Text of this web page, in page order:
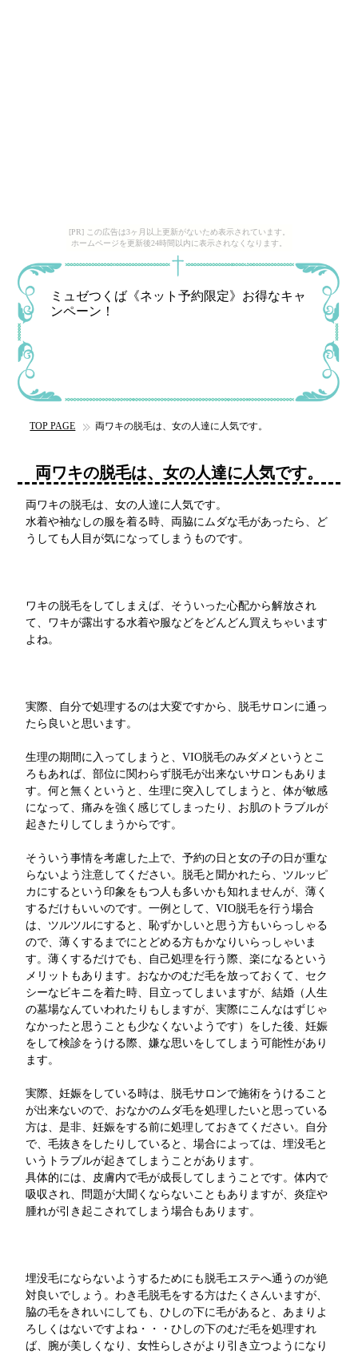
[PR] この広告は3ヶ月以上更新がないため表示されています。
ホームページを更新後24時間以内に表示されなくなります。
ミュゼつくば《ネット予約限定》お得なキャ
ンペーン！
TOP PAGE 両ワキの脱毛は、女の人達に人気です。
両ワキの脱毛は、女の人達に人気です。
両ワキの脱毛は、女の人達に人気です。
水着や袖なしの服を着る時、両脇にムダな毛があったら、ど
うしても人目が気になってしまうものです。
ワキの脱毛をしてしまえば、そういった心配から解放され
て、ワキが露出する水着や服などをどんどん買えちゃいます
よね。
実際、自分で処理するのは大変ですから、脱毛サロンに通っ
たら良いと思います。
生理の期間に入ってしまうと、VIO脱毛のみダメというとこ
ろもあれば、部位に関わらず脱毛が出来ないサロンもありま
す。何と無くというと、生理に突入してしまうと、体が敏感
になって、痛みを強く感じてしまったり、お肌のトラブルが
起きたりしてしまうからです。
そういう事情を考慮した上で、予約の日と女の子の日が重な
らないよう注意してください。脱毛と聞かれたら、ツルッピ
カにするという印象をもつ人も多いかも知れませんが、薄く
するだけもいいのです。一例として、VIO脱毛を行う場合
は、ツルツルにすると、恥ずかしいと思う方もいらっしゃる
ので、薄くするまでにとどめる方もかなりいらっしゃいま
す。薄くするだけでも、自己処理を行う際、楽になるという
メリットもあります。おなかのむだ毛を放っておくて、セク
シーなビキニを着た時、目立ってしまいますが、結婚（人生
の墓場なんていわれたりもしますが、実際にこんなはずじゃ
なかったと思うことも少なくないようです）をした後、妊娠
をして検診をうける際、嫌な思いをしてしまう可能性があり
ます。
実際、妊娠をしている時は、脱毛サロンで施術をうけること
が出来ないので、おなかのムダ毛を処理したいと思っている
方は、是非、妊娠をする前に処理しておきてください。自分
で、毛抜きをしたりしていると、場合によっては、埋没毛と
いうトラブルが起きてしまうことがあります。
具体的には、皮膚内で毛が成長してしまうことです。体内で
吸収され、問題が大聞くならないこともありますが、炎症や
腫れが引き起こされてしまう場合もあります。
埋没毛にならないようするためにも脱毛エステへ通うのが絶
対良いでしょう。わき毛脱毛をする方はたくさんいますが、
脇の毛をきれいにしても、ひしの下に毛があると、あまりよ
ろしくはないですよね・・・ひしの下のむだ毛を処理すれ
ば、腕が美しくなり、女性らしさがより引き立つようになり